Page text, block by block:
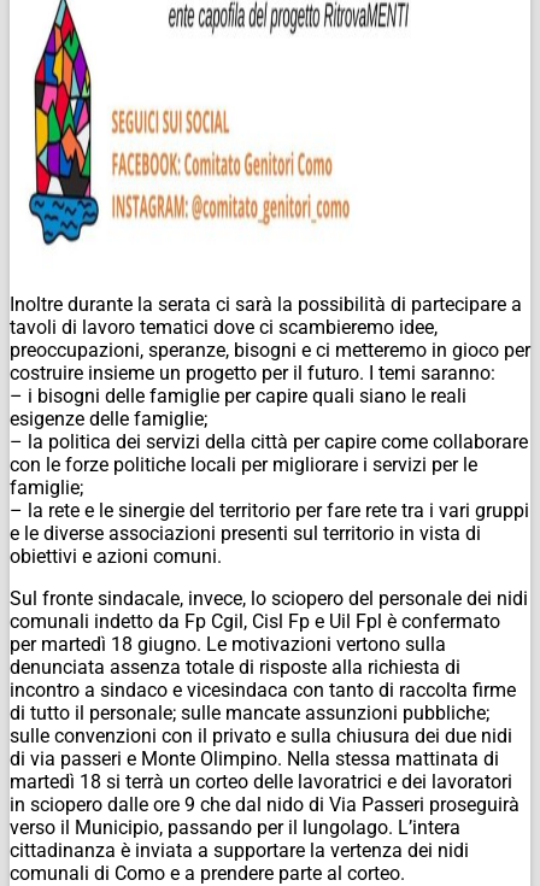
Inoltre durante la serata ci sarà la possibilità di partecipare a
tavoli di lavoro tematici dove ci scambieremo idee,
preoccupazioni, speranze, bisogni e ci metteremo in gioco per
costruire insieme un progetto per il futuro. I temi saranno:
– i bisogni delle famiglie per capire quali siano le reali
esigenze delle famiglie;
– la politica dei servizi della città per capire come collaborare
con le forze politiche locali per migliorare i servizi per le
famiglie;
– la rete e le sinergie del territorio per fare rete tra i vari gruppi
e le diverse associazioni presenti sul territorio in vista di
obiettivi e azioni comuni.
Sul fronte sindacale, invece, lo sciopero del personale dei nidi
comunali indetto da Fp Cgil, Cisl Fp e Uil Fpl è confermato
per martedì 18 giugno. Le motivazioni vertono sulla
denunciata assenza totale di risposte alla richiesta di
incontro a sindaco e vicesindaca con tanto di raccolta firme
di tutto il personale; sulle mancate assunzioni pubbliche;
sulle convenzioni con il privato e sulla chiusura dei due nidi
di via passeri e Monte Olimpino. Nella stessa mattinata di
martedì 18 si terrà un corteo delle lavoratrici e dei lavoratori
in sciopero dalle ore 9 che dal nido di Via Passeri proseguirà
verso il Municipio, passando per il lungolago. L’intera
cittadinanza è inviata a supportare la vertenza dei nidi
comunali di Como e a prendere parte al corteo.